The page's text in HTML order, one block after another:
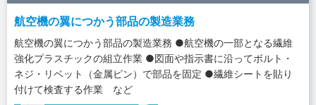
航空機の翼につかう部品の製造業務
航空機の翼につかう部品の製造業務 ●航空機の一部となる繊維
強化プラスチックの組立作業 ●図面や指示書に沿ってボルト・
ネジ・リベット（金属ピン）で部品を固定 ●繊維シートを貼り
付けて検査する作業 など